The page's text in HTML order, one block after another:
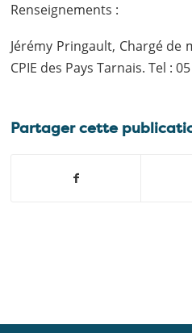
Renseignements :
Jérémy Pringault, Chargé
CPIE des Pays Tarnais. Tel :
Partager cette